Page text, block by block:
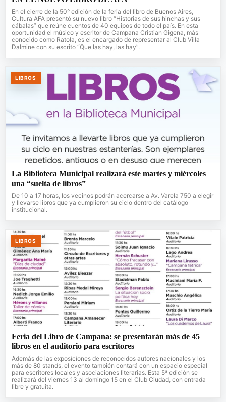
En el cierre de la 50° edición de la feria del libro de Buenos Aires,
Cultura AFA presentó su nuevo libro “Historias de sus hinchas y sus
cábalas” que reúne cuentos de 40 equipos de todo el país. En esta
oportunidad el músico y escritor de Campana Cristian Gigena, más
conocido como Ratola, es el encargado de representar al Club Villa
Dalmine con su escrito “Que las hay, las hay”.
LIBROS
La Biblioteca Municipal realizará este martes y miércoles
una “suelta de libros”
De 10 a 17 horas, los vecinos podrán acercarse a Av. Varela 750 a elegir
y llevarse libros que ya cumplieron su ciclo dentro del catálogo
institucional.
LIBROS
Feria del Libro de Campana: se presentarán más de 45
libros en el auditorio para escritores
Además de las exposiciones de reconocidos autores nacionales y los
más de 80 stands, el evento también contará con un espacio especial
para escritores locales y asociaciones literarias. Esta 5ª edición se
realizará del viernes 13 al domingo 15 en el Club Ciudad, con entrada
libre y gratuita.